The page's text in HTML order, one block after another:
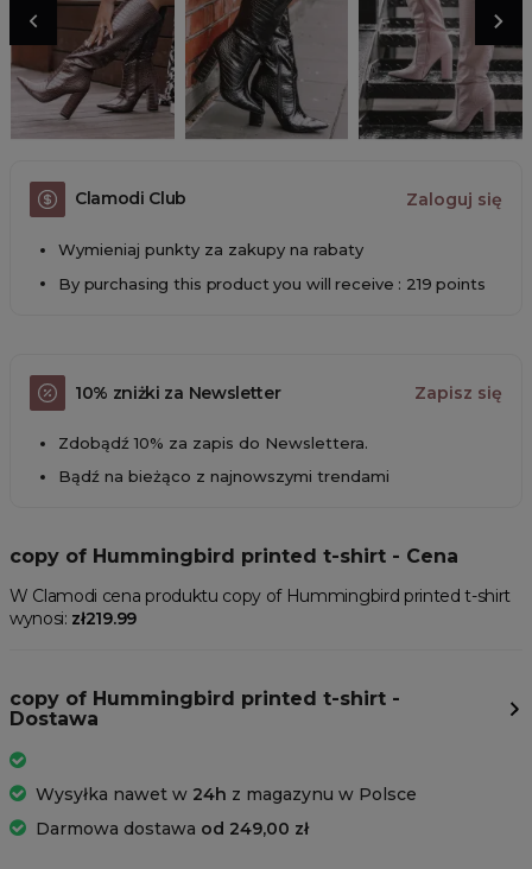
Clamodi Club Zaloguj się
Wymieniaj punkty za zakupy na rabaty
By purchasing this product you will receive : 219 points
10% zniżki za Newsletter Zapisz się
Zdobądź 10% za zapis do Newslettera.
Bądź na bieżąco z najnowszymi trendami
copy of Hummingbird printed t-shirt - Cena
W Clamodi cena produktu copy of Hummingbird printed t-shirt
wynosi: zł219.99
copy of Hummingbird printed t-shirt -
Dostawa
Wysyłka nawet w 24h z magazynu w Polsce
Darmowa dostawa od 249,00 zł